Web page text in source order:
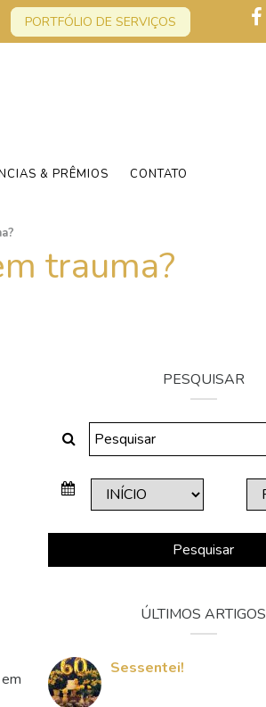
PORTFÓLIO DE SERVIÇOS
& PRÊMIOS CONTATO
trauma?
PESQUISAR
Pesquisar
ÚLTIMOS ARTIGOS
Sessentei!